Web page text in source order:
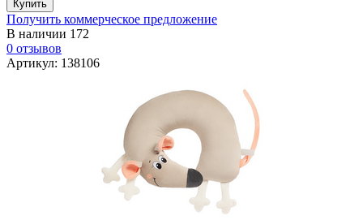
Получить коммерческое предложение
В наличии 172
0 отзывов
Артикул: 138106